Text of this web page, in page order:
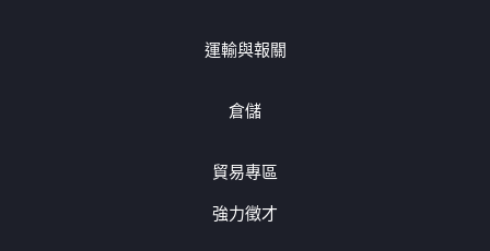
運輸與報關
倉儲
貿易專區
強力徵才